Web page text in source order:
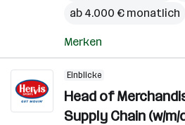
ab 4.000 € monatlich
Merken
Einblicke
Head of
Supply Chain (w/m/